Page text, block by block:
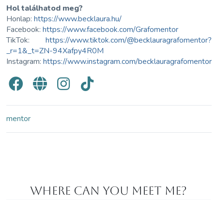
Hol találhatod meg?
Honlap:https://www.becklaura.hu/
Facebook:https://www.facebook.com/Grafomentor
TikTok:https://www.tiktok.com/@becklauragrafomentor?
_r=1&_t=ZN-94Xafpy4R0M
Instagram:https://www.instagram.com/becklauragrafomentor
mentor
Where can you meet me?